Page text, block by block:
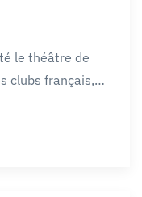
le théâtre de
clubs français,…